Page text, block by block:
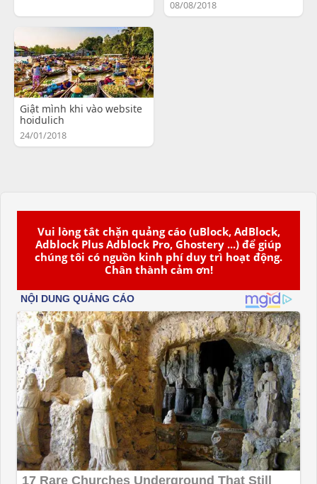
Vui lòng tắt chặn quảng cáo (uBlock, AdBlock,
Adblock Plus Adblock Pro, Ghostery ...) để giúp
chúng tôi có nguồn kinh phí duy trì hoạt động.
Chân thành cảm ơn!
08/08/2018
Giật mình khi vào website
hoidulich
24/01/2018